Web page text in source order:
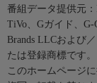
番組データ提供元
TiVo、Gガイド、
Brands LLCおよび
たは登録商標です。
このホームページ